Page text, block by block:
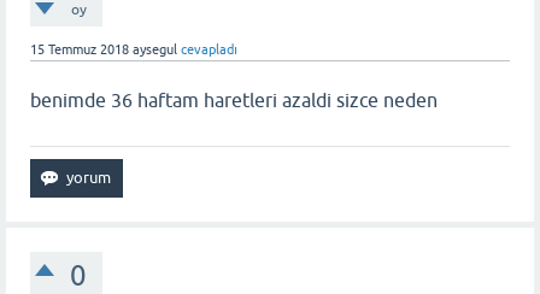
oy
15 Temmuz 2018 aysegul cevapladı
benimde 36 haftam haretleri azaldi sizce neden
0